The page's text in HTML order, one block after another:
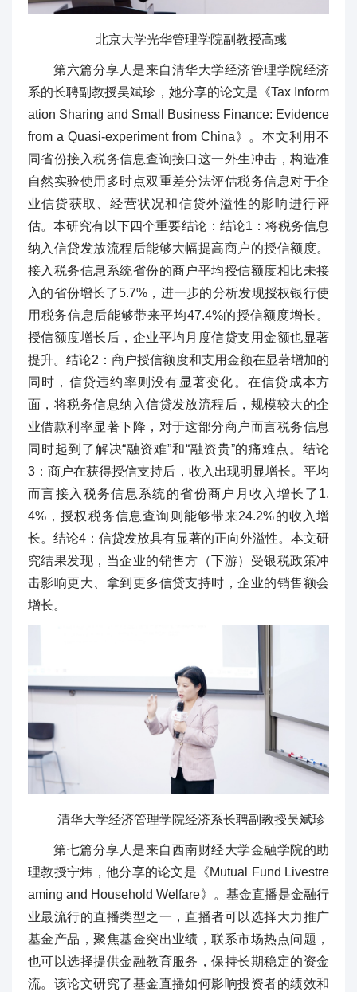
北京大学光华管理学院副教授高彧
第六篇分享人是来自清华大学经济管理学院经济
系的长聘副教授吴斌珍，她分享的论文是《Tax Inform
ation Sharing and Small Business Finance: Evidence
from a Quasi-experiment from China》。本文利用不
同省份接入税务信息查询接口这一外生冲击，构造准
自然实验使用多时点双重差分法评估税务信息对于企
业信贷获取、经营状况和信贷外溢性的影响进行评
估。本研究有以下四个重要结论：结论1：将税务信息
纳入信贷发放流程后能够大幅提高商户的授信额度。
接入税务信息系统省份的商户平均授信额度相比未接
入的省份增长了5.7%，进一步的分析发现授权银行使
用税务信息后能够带来平均47.4%的授信额度增长。
授信额度增长后，企业平均月度信贷支用金额也显著
提升。结论2：商户授信额度和支用金额在显著增加的
同时，信贷违约率则没有显著变化。在信贷成本方
面，将税务信息纳入信贷发放流程后，规模较大的企
业借款利率显著下降，对于这部分商户而言税务信息
同时起到了解决“融资难”和“融资贵”的痛难点。结论
3：商户在获得授信支持后，收入出现明显增长。平均
而言接入税务信息系统的省份商户月收入增长了1.
4%，授权税务信息查询则能够带来24.2%的收入增
长。结论4：信贷发放具有显著的正向外溢性。本文研
究结果发现，当企业的销售方（下游）受银税政策冲
击影响更大、拿到更多信贷支持时，企业的销售额会
增长。
清华大学经济管理学院经济系长聘副教授吴斌珍
第七篇分享人是来自西南财经大学金融学院的助
理教授宁炜，他分享的论文是《Mutual Fund Livestre
aming and Household Welfare》。基金直播是金融行
业最流行的直播类型之一，直播者可以选择大力推广
基金产品，聚焦基金突出业绩，联系市场热点问题，
也可以选择提供金融教育服务，保持长期稳定的资金
流。该论文研究了基金直播如何影响投资者的绩效和